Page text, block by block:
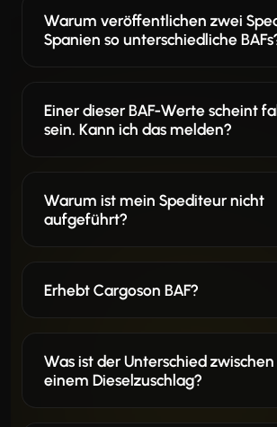
Warum veröffentlichen zwei
Spanien so unterschiedliche
Einer dieser BAF-Werte scheint
sein. Kann ich das melden?
Warum ist mein Spediteur nicht
aufgeführt?
Erhebt Cargoson BAF?
Was ist der Unterschied zwischen
einem Dieselzuschlag?